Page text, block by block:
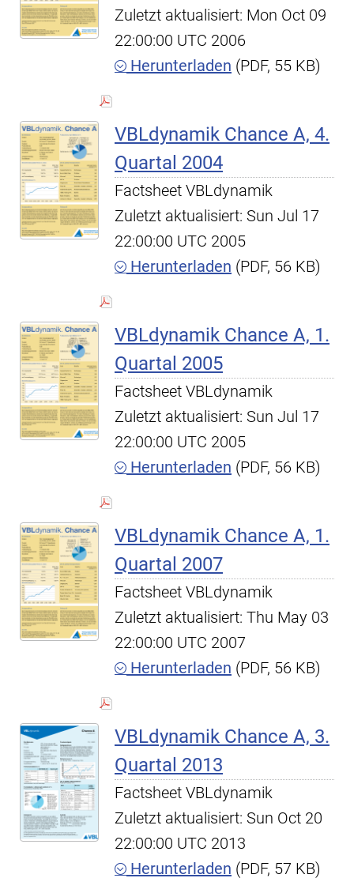
Zuletzt aktualisiert: Mon Oct 09
22:00:00 UTC 2006
Herunterladen (PDF, 55 KB)
VBLdynamik Chance A, 4.
Quartal 2004
Factsheet VBLdynamik
Zuletzt aktualisiert: Sun Jul 17
22:00:00 UTC 2005
Herunterladen (PDF, 56 KB)
VBLdynamik Chance A, 1.
Quartal 2005
Factsheet VBLdynamik
Zuletzt aktualisiert: Sun Jul 17
22:00:00 UTC 2005
Herunterladen (PDF, 56 KB)
VBLdynamik Chance A, 1.
Quartal 2007
Factsheet VBLdynamik
Zuletzt aktualisiert: Thu May 03
22:00:00 UTC 2007
Herunterladen (PDF, 56 KB)
VBLdynamik Chance A, 3.
Quartal 2013
Factsheet VBLdynamik
Zuletzt aktualisiert: Sun Oct 20
22:00:00 UTC 2013
Herunterladen (PDF, 57 KB)